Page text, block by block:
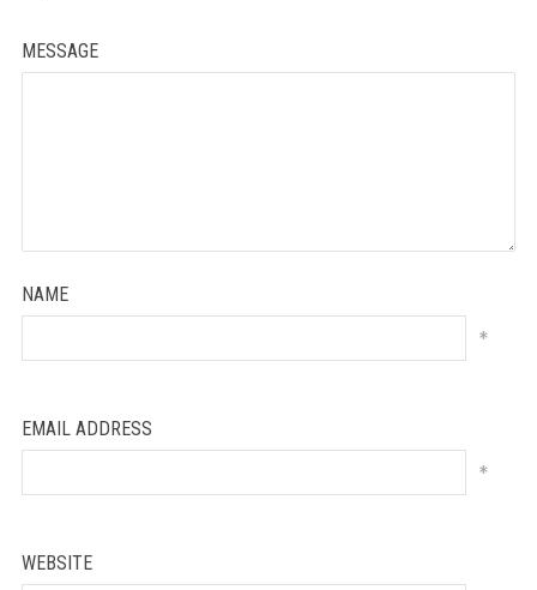
MESSAGE
NAME
*
EMAIL ADDRESS
*
WEBSITE